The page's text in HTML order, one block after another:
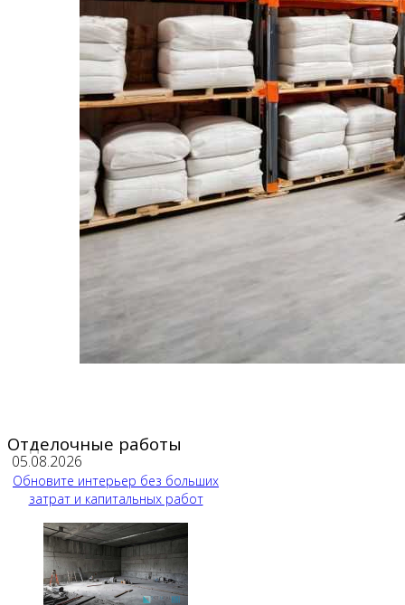
Отделочные работы
05.08.2026
Обновите интерьер без больших
затрат и капитальных работ